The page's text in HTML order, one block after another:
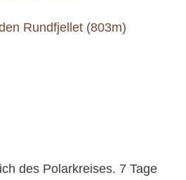
des Polarkreises. 7 Tage